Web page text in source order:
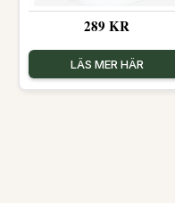
289 KR
LÄS MER HÄR